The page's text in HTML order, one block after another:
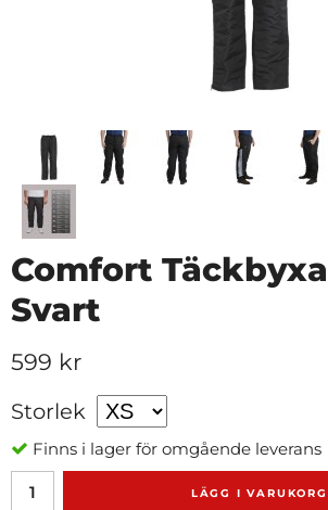
Comfort
Svart
599 kr
Storlek
Finns i lager för omgående leverans
LÄGG I